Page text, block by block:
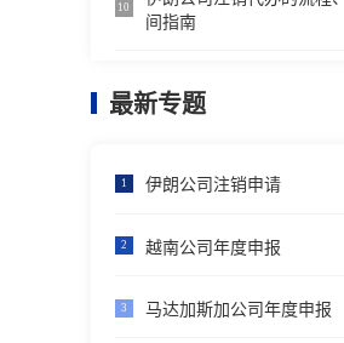
10
间指南
最新专题
1 伊朗公司注销申请
2 越南公司年度申报
3 马达加斯加公司年度申报